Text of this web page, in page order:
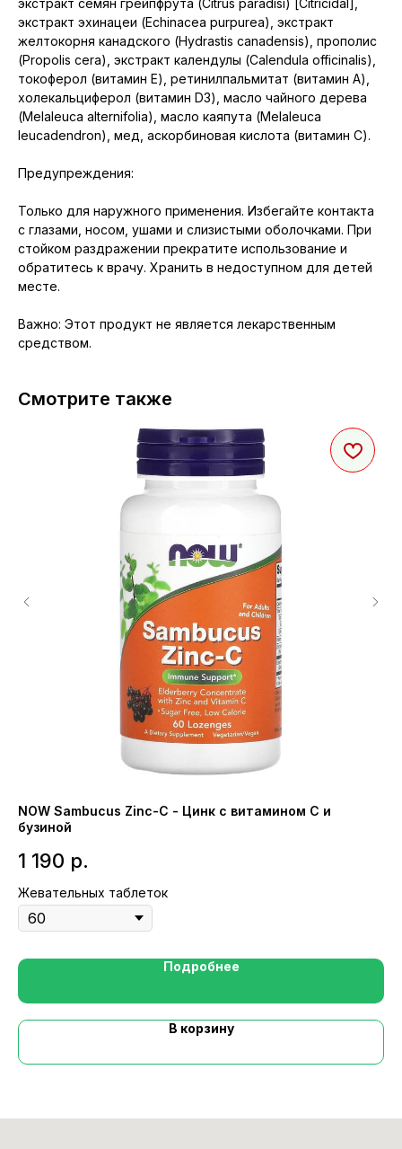
экстракт семян грейпфрута (Citrus paradisi) [Citricidal],
экстракт эхинацеи (Echinacea purpurea), экстракт
желтокорня канадского (Hydrastis canadensis), прополис
(Propolis cera), экстракт календулы (Calendula officinalis),
токоферол (витамин E), ретинилпальмитат (витамин A),
холекальциферол (витамин D3), масло чайного дерева
(Melaleuca alternifolia), масло каяпута (Melaleuca
leucadendron), мед, аскорбиновая кислота (витамин C).
Предупреждения:
Только для наружного применения. Избегайте контакта
с глазами, носом, ушами и слизистыми оболочками. При
стойком раздражении прекратите использование и
обратитесь к врачу. Хранить в недоступном для детей
месте.
Важно: Этот продукт не является лекарственным
средством.
Смотрите также
NOW Sambucus Zinc-C - Цинк с витамином С и
бузиной
1 190 р.
Жевательных таблеток
Подробнее
В корзину